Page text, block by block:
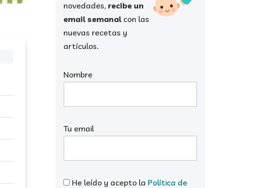
novedades, recibe un
email semanalcon las
nuevas recetas y
artículos.
Nombre
Tu email
He leído y acepto la Política de